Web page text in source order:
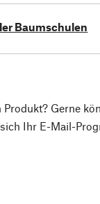
Baumschulen
Produkt? Gerne
Ihr E-Mail-